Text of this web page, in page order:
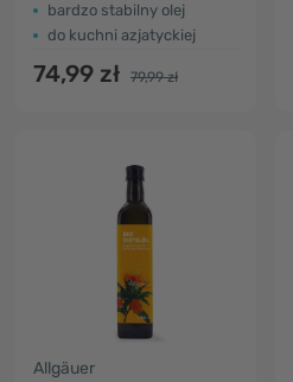
bardzo stabilny olej
do kuchni azjatyckiej
74,99 zł 79,99 zł
Allgäuer